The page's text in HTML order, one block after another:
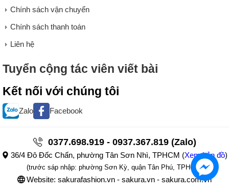
Chính sách vận chuyển
Chính sách thanh toán
Liên hệ
Tuyển cộng tác viên viết bài
Kết nối với chúng tôi
Zalo Facebook
0377.698.919 - 0937.367.819 (Zalo)
36/4 Đô Đốc Chấn, phường Tân Sơn Nhì, TPHCM (Xem bản đồ)
(trước sáp nhập: phường Sơn Kỳ, quận Tân Phú, TPHCM)
Website: sakurafashion.vn - sakura.vn - sakura.com.vn